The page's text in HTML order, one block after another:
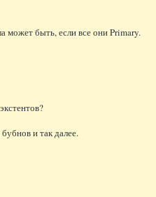
может быть, если все они Primary.
и так далее.